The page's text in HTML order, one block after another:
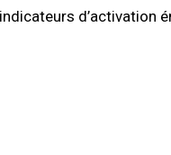
d’activation